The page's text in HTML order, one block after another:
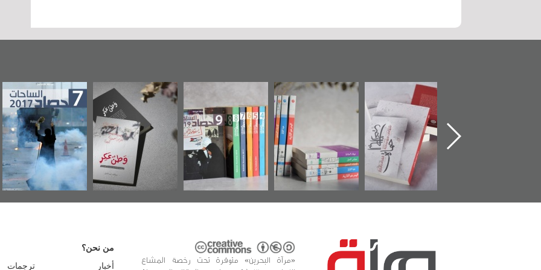
تصنيف موضوعي
للوثائق البريطانية
يقدمه «مركز أوال»
في سلسلة من 5
كتب
"مرآة البحرين"
جديدة لمعتقل
عسكري تصدر عن
«مرآة البحرين»
حصاد 2017
عاشوراء البحرين...
ويكيليكس السفارة
الأمريكية
«مرآة البحرين» متوفرة تحت رخصة المشاع
من نحن؟
أخبار
ترجمات